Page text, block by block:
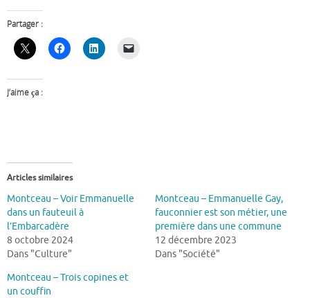
Partager :
J’aime ça :
Articles similaires
Montceau – Voir Emmanuelle
dans un fauteuil à
l’Embarcadère
8 octobre 2024
Dans "Culture"
Montceau – Emmanuelle Gay,
fauconnier est son métier, une
première dans une commune
12 décembre 2023
Dans "Société"
Montceau – Trois copines et
un couffin